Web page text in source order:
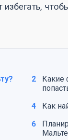
2
Какие
4
Как
6
Мальте